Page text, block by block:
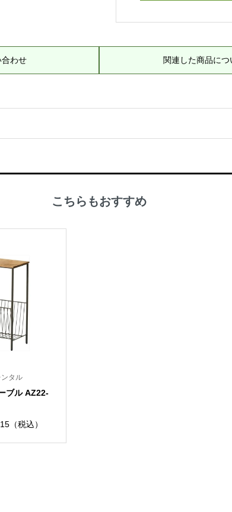
合わせ 関連した商品に
こちらもおすすめ
タル
ブル AZ22-
（税込）